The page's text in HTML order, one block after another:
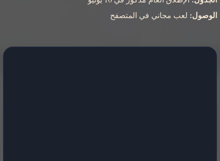
الوصول: لعب مجاني في المتصفح